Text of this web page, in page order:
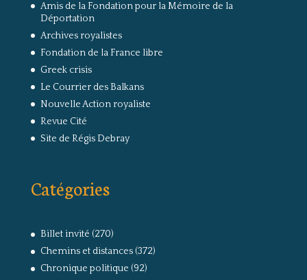
Amis de la Fondation pour la Mémoire de la
Déportation
Archives royalistes
Fondation de la France libre
Greek crisis
Le Courrier des Balkans
Nouvelle Action royaliste
Revue Cité
Site de Régis Debray
Catégories
Billet invité (270)
Chemins et distances(372)
Chronique politique (92)